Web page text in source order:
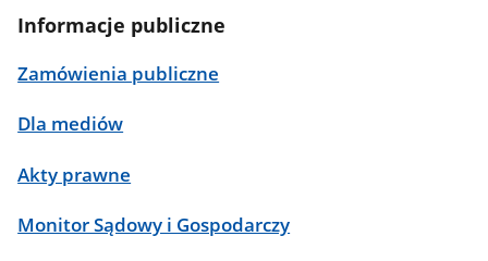
Informacje publiczne
Zamówienia publiczne
Dla mediów
Akty prawne
Monitor Sądowy i Gospodarczy